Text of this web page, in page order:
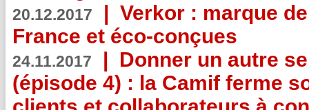
20.12.2017 | Verkor : marque
France et éco-conçues
24.11.2017 | Donner un autre
(épisode 4) : la Camif ferme